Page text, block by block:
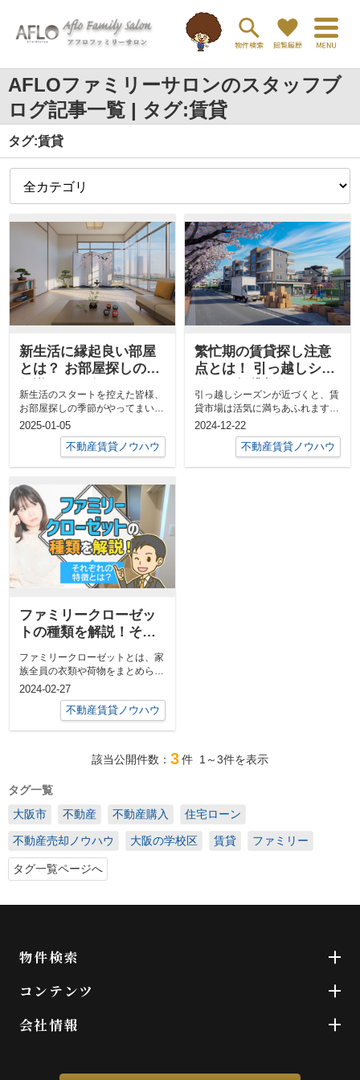
AFLOファミリーサロンのスタッフブ
ログ記事一覧 | タグ:賃貸
タグ:賃貸
新生活に縁起良い部屋
とは？ お部屋探しの豆
新生活のスタートを控えた皆様、
お部屋探しの季節がやってまいり
ました。新しい環境で心機一転、
幸せな日々...
2025-01-05
不動産賃貸ノウハウ
繁忙期の賃貸探し注意
点とは！ 引っ越しシー
ントを解説
引っ越しシーズンが近づくと、賃
貸市場は活気に満ちあふれます。
多くの方が新生活に向けて住まい
探しを始め...
2024-12-22
不動産賃貸ノウハウ
ファミリークローゼッ
トの種類を解説！それ
ファミリークローゼットとは、家
族全員の衣類や荷物をまとめられ
るクローゼットで、子育て世帯の
2024-02-27
不動産賃貸ノウハウ
該当公開件数： 3件 1～3件を表示
タグ一覧
大阪市
不動産 不動産購入 住宅ローン
不動産売却ノウハウ 大阪の学校区 賃貸 ファミリー
タグ一覧ページへ
物件検索
コンテンツ
会社情報